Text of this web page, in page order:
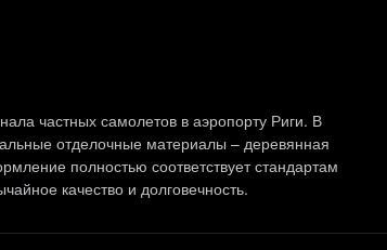
частных самолетов в аэропорту Риги. В
отделочные материалы – деревянная
полностью соответствует стандартам
качество и долговечность.